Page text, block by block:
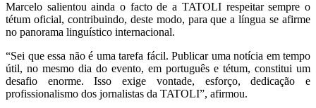
Marcelo salientou ainda o facto de a TATOLI respeitar sempre o
tétum oficial, contribuindo, deste modo, para que a língua se afirme
no panorama linguístico internacional.
“Sei que essa não é uma tarefa fácil. Publicar uma notícia em tempo
útil, no mesmo dia do evento, em português e tétum, constitui um
desafio enorme. Isso exige vontade, esforço, dedicação e
profissionalismo dos jornalistas da TATOLI”, afirmou.